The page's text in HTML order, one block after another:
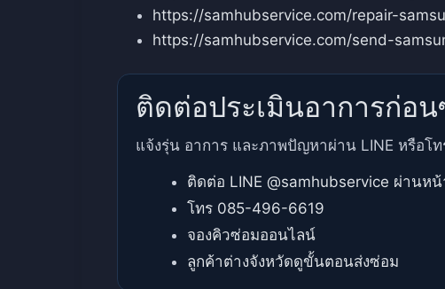
https://samhubservice.com/repair-
https://samhubservice.com/send-
ติดต่อประเมินอาการก่อ
แจ้งรุ่น อาการ และภาพปัญหาผ่าน LINE หรือโ
ติดต่อ LINE @samhubservice ผ่านห
โทร 085-496-6619
จองคิวซ่อมออนไลน์
ลูกค้าต่างจังหวัดดูขั้นตอนส่งซ่อม